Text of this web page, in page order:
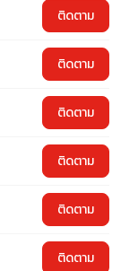
ติดตาม
ติดตาม
ติดตาม
ติดตาม
ติดตาม
ติดตาม